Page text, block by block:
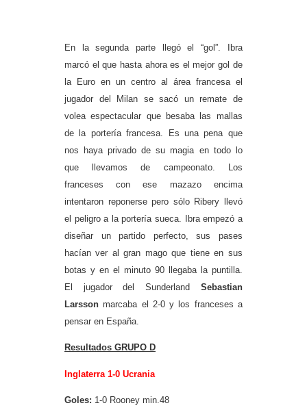
En la segunda parte llegó el “gol”. Ibra
marcó el que hasta ahora es el mejor gol de
la Euro en un centro al área francesa el
jugador del Milan se sacó un remate de
volea espectacular que besaba las mallas
de la portería francesa. Es una pena que
nos haya privado de su magia en todo lo
que llevamos de campeonato. Los
franceses con ese mazazo encima
intentaron reponerse pero sólo Ribery llevó
el peligro a la portería sueca. Ibra empezó a
diseñar un partido perfecto, sus pases
hacían ver al gran mago que tiene en sus
botas y en el minuto 90 llegaba la puntilla.
El jugador del Sunderland Sebastian
Larsson marcaba el 2-0 y los franceses a
pensar en España.
Resultados GRUPO D
Inglaterra 1-0 Ucrania
Goles: 1-0 Rooney min.48